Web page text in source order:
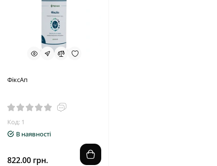
ФіксАп
Код: 1
В наявності
822.00 грн.